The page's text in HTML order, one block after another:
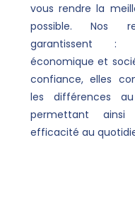
vous rendre la
possible. Nos
garantissent :
économique et
confiance, elles
les différences
permettant
efficacité au